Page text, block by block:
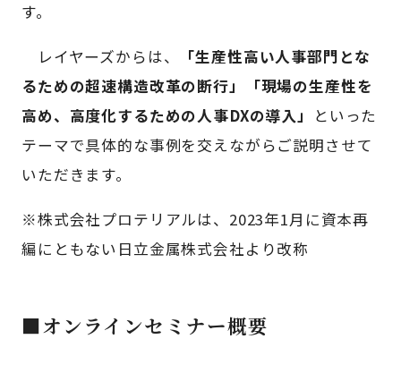
す。
レイヤーズからは、
「生産性高い人事部門とな
るための超速構造改革の断行」「現場の生産性を
高め、高度化するための人事DXの導入」
といった
テーマで具体的な事例を交えながらご説明させて
いただきます。
※株式会社プロテリアルは、2023年1月に資本再
編にともない日立金属株式会社より改称
■オンラインセミナー概要